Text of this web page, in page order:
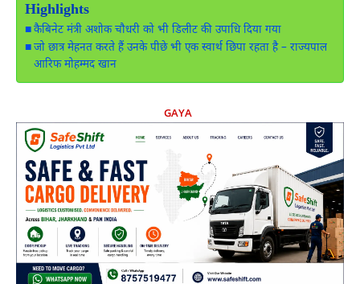
Highlights
कैबिनेट मंत्री अशोक चौधरी को भी डिलीट की उपाधि दिया गया
जो छात्र मेहनत करते हैं उनके पीछे भी एक स्वार्थ छिपा रहता है – राज्यपाल
आरिफ मोहम्मद खान
GAYA